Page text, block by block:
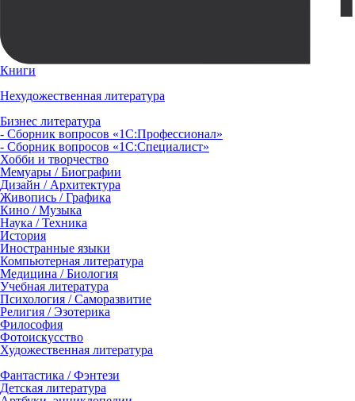
Книги
Нехудожественная литература
Бизнес литература
- Сборник вопросов «1С:Профессионал»
- Сборник вопросов «1С:Специалист»
Хобби и творчество
Мемуары / Биографии
Дизайн / Архитектура
Живопись / Графика
Кино / Музыка
Наука / Техника
История
Иностранные языки
Компьютерная литература
Медицина / Биология
Учебная литература
Психология / Саморазвитие
Религия / Эзотерика
Философия
Фотоискусство
Художественная литература
Фантастика / Фэнтези
Детская литература